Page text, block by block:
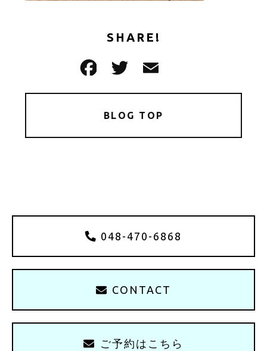
SHARE!
BLOG TOP
048-470-6868
CONTACT
ご予約はこちら